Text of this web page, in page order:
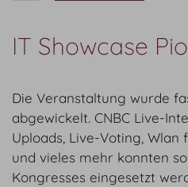
IT Showcase
Die Veranstaltung wurde
abgewickelt. CNBC Live-
Uploads, Live-Voting,
und vieles mehr konnten
Kongresses eingesetzt